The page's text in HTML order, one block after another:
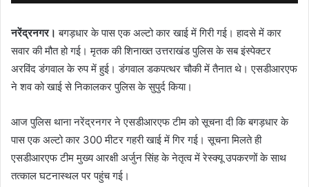
नरेंद्रनगर। बगड़धार के पास एक अल्टो कार खाई में गिरी गई। हादसे में कार
सवार की मौत हो गई। मृतक की शिनाख्त उत्तराखंड पुलिस के सब इंस्पेक्टर
अरविंद डंगवाल के रुप में हुई। डंगवाल डकपत्थर चौकी में तैनात थे। एसडीआरएफ
ने शव को खाई से निकालकर पुलिस के सुपुर्द किया।
आज पुलिस थाना नरेंद्रनगर ने एसडीआरएफ टीम को सूचना दी कि बगड़धार के
पास एक अल्टो कार 300 मीटर गहरी खाई में गिर गई। सूचना मिलते ही
एसडीआरएफ टीम मुख्य आरक्षी अर्जुन सिंह के नेतृत्व में रेस्क्यू उपकरणों के साथ
तत्काल घटनास्थल पर पहुंच गई।